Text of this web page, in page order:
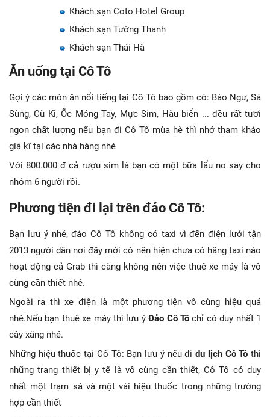
Khách sạn Coto Hotel Group
Khách sạn Tường Thanh
Khách sạn Thái Hà
Ăn uống tại Cô Tô
Gợi ý các món ăn nổi tiếng tại Cô Tô bao gồm có: Bào Ngư, Sá
Sùng, Cù Kì, Ốc Móng Tay, Mực Sim, Hàu biển ... đều rất tươi
ngon chất lượng nếu bạn đi Cô Tô mùa hè thì nhớ tham khảo
giá kĩ tại các nhà hàng nhé
Với 800.000 đ cả rượu sim là bạn có một bữa lẩu no say cho
nhóm 6 người rồi.
Phương tiện đi lại trên đảo Cô Tô:
Bạn lưu ý nhé, đảo Cô Tô không có taxi vì đến điện lưới tận
2013 người dân nơi đây mới có nên hiện chưa có hãng taxi nào
hoạt động cả Grab thì càng không nên việc thuê xe máy là vô
cùng cần thiết nhé.
Ngoài ra thì xe điện là một phương tiện vô cùng hiệu quả
nhé.Nếu bạn thuê xe máy thì lưu ýĐảo Cô Tôchỉ có duy nhất 1
cây xăng nhé.
Những hiệu thuốc tại Cô Tô: Bạn lưu ý nếu đidu lịch Cô Tô thì
những trang thiết bị y tế là vô cùng cần thiết, Cô Tô có duy
nhất một trạm sá và một vài hiệu thuốc trong những trường
hợp cần thiết